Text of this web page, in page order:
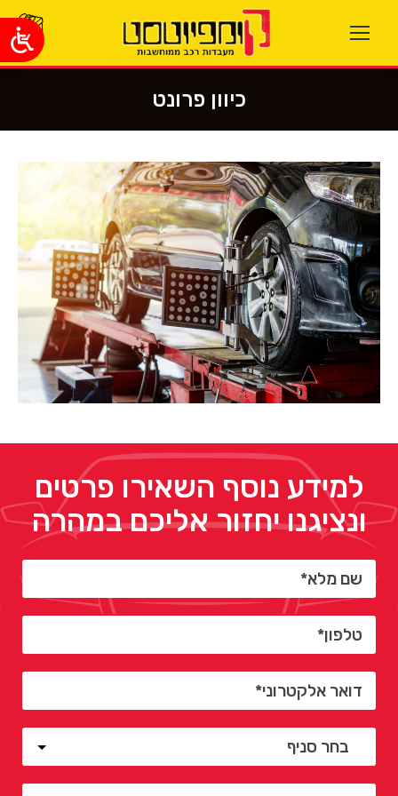
כיוון פרונט
You are here:
למידע נוסף השאירו פרטים
ונציגנו יחזור אליכם במהרה